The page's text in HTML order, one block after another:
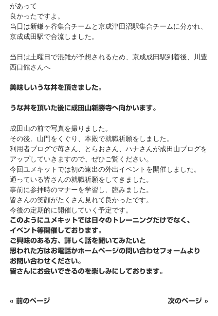
があって
良かったですよ。
当日は新鎌ヶ谷集合チームと京成津田沼駅集合チームに分かれ、
京成成田駅で合流しました。
当日は土曜日で混雑が予想されるため、京成成田駅到着後、川豊
西口館さんへ
美味しいうな丼を頂きました。
うな丼を頂いた後に成田山新勝寺へ向かいます。
成田山の前で写真を撮りました。
その後、山門をくぐり、本殿で就職祈願をしました。
利用者ブログで苺さん、とらおさん、ハナさんが成田山ブログを
アップしていきますので、ぜひご覧ください。
今回ユメキットでは初の遠出の外出イベントを開催しました。
通っている皆さんの就職祈願をしてきました。
事前に参拝時のマナーを学習し、臨みました。
皆さんの笑顔がたくさん見れて良かったです。
今後の定期的に開催していく予定です。
このようにユメキットでは日々のトレーニングだけでなく、
イベント等開催しております。
ご興味のある方、詳しく話を聞いてみたいと
思われた方はお電話かホームページの問い合わせフォームより
お問い合わせください。
皆さんにお会いできるのを楽しみにしております。
« 前のページ 次のページ »